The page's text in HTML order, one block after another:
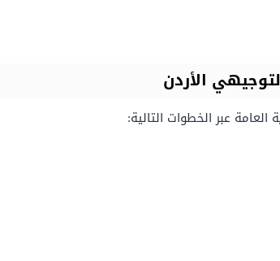
الأردن
العامة عبر الخطوات التالية: